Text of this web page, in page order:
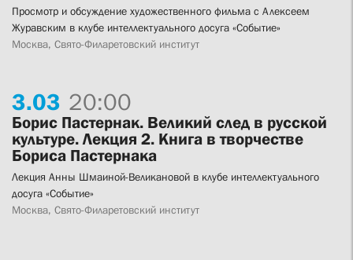
Просмотр и обсуждение художественного фильма с Алексеем
Журавским в клубе интеллектуального досуга «Событие»
Москва, Свято-Филаретовский институт
3.03 20:00
Борис Пастернак. Великий след в русской
культуре. Лекция 2. Книга в творчестве
Бориса Пастернака
Лекция Анны Шмаиной-Великановой в клубе интеллектуального
досуга «Событие»
Москва, Свято-Филаретовский институт